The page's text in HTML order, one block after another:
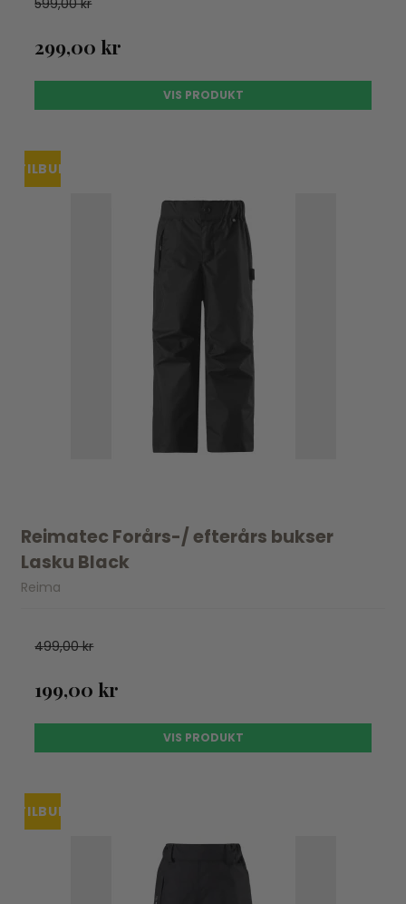
599,00 kr
299,00 kr
VIS PRODUKT
TILBUD
Reimatec Forårs-/ efterårs bukser
Lasku Black
Reima
499,00 kr
199,00 kr
VIS PRODUKT
TILBUD